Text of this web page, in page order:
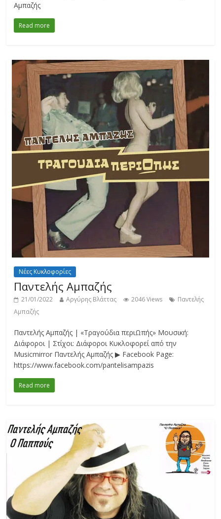
Αμπαζής
Read more
Νέες Κυκλοφορίες
Παντελής Αμπαζής
21/01/2022 Αργύρης Βλάττας 2046 Views
Παντελής
Αμπαζής
Παντελής Αμπαζής | «Τραγούδια περιΩπής» Μουσική:
Διάφοροι | Στίχοι: Διάφοροι Κυκλοφορεί από την
Musicmirror Παντελής Αμπαζής ▶ Facebook Page:
https://www.facebook.com/pantelisampazis
Read more